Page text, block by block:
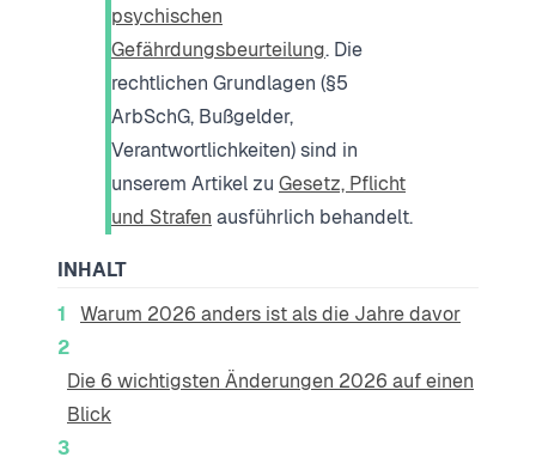
psychischen
Gefährdungsbeurteilung. Die
rechtlichen Grundlagen (§5
ArbSchG, Bußgelder,
Verantwortlichkeiten) sind in
unserem Artikel zu Gesetz, Pflicht
und Strafen ausführlich behandelt.
INHALT
Warum 2026 anders ist als die Jahre davor
Die 6 wichtigsten Änderungen 2026 auf einen
Blick